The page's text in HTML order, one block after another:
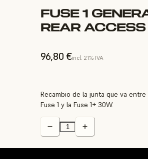
FUSE 1
REAR
96,80 €incl. 21% IVA
Recambio de la junta que va
Fuse 1 y la Fuse 1+ 30W.